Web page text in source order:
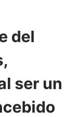
del
ser un